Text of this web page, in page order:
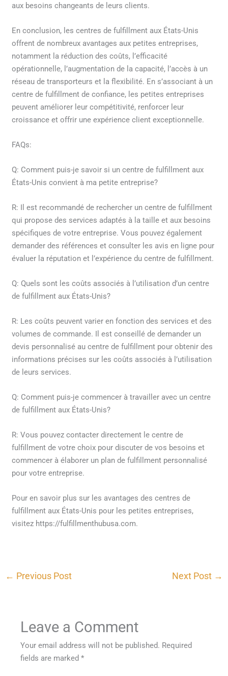
aux besoins changeants de leurs clients.
En conclusion, les centres de fulfillment aux États-Unis
offrent de nombreux avantages aux petites entreprises,
notamment la réduction des coûts, l’efficacité
opérationnelle, l’augmentation de la capacité, l’accès à un
réseau de transporteurs et la flexibilité. En s’associant à un
centre de fulfillment de confiance, les petites entreprises
peuvent améliorer leur compétitivité, renforcer leur
croissance et offrir une expérience client exceptionnelle.
FAQs:
Q: Comment puis-je savoir si un centre de fulfillment aux
États-Unis convient à ma petite entreprise?
R: Il est recommandé de rechercher un centre de fulfillment
qui propose des services adaptés à la taille et aux besoins
spécifiques de votre entreprise. Vous pouvez également
demander des références et consulter les avis en ligne pour
évaluer la réputation et l’expérience du centre de fulfillment.
Q: Quels sont les coûts associés à l’utilisation d’un centre
de fulfillment aux États-Unis?
R: Les coûts peuvent varier en fonction des services et des
volumes de commande. Il est conseillé de demander un
devis personnalisé au centre de fulfillment pour obtenir des
informations précises sur les coûts associés à l’utilisation
de leurs services.
Q: Comment puis-je commencer à travailler avec un centre
de fulfillment aux États-Unis?
R: Vous pouvez contacter directement le centre de
fulfillment de votre choix pour discuter de vos besoins et
commencer à élaborer un plan de fulfillment personnalisé
pour votre entreprise.
Pour en savoir plus sur les avantages des centres de
fulfillment aux États-Unis pour les petites entreprises,
visitez https://fulfillmenthubusa.com.
← Previous Post Next Post →
Leave a Comment
Your email address will not be published. Required
fields are marked*